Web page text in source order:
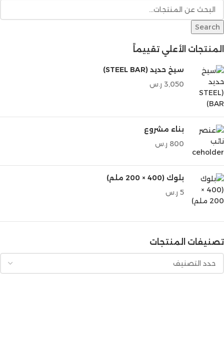
المنتجات الأعلي تقييماً
سيخ حديد (STEEL BAR)
3,050 ر.س
بناء مشروع
800 ر.س
بلوك (400 × 200 ملم)
5 ر.س
تصنيفات المنتجات
Search